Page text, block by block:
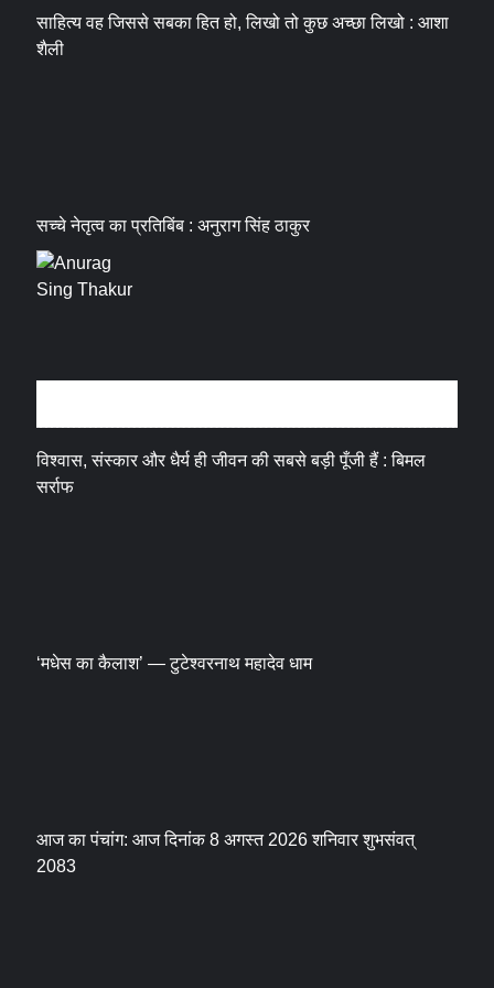
साहित्य वह जिससे सबका हित हो, लिखो तो कुछ अच्छा लिखो : आशा
शैली
सच्चे नेतृत्व का प्रतिबिंब : अनुराग सिंह ठाकुर
विश्वास, संस्कार और धैर्य ही जीवन की सबसे बड़ी पूँजी हैं : बिमल
सर्राफ
‘मधेस का कैलाश’ — टुटेश्वरनाथ महादेव धाम
आज का पंचांग: आज दिनांक 8 अगस्त 2026 शनिवार शुभसंवत्
2083